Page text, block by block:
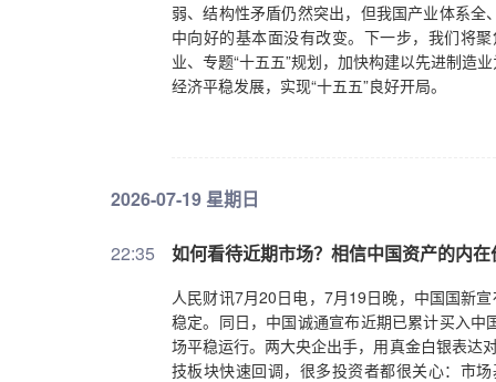
弱、结构性矛盾仍然突出，但我国产业体系
中向好的基本面没有改变。下一步，我们将
业、专题“十五五”规划，加快构建以先进制造
经济平稳发展，实现“十五五”良好开局。
2026-07-19 星期日
22:35 如何看待近期市场？相信中国资产的内
人民财讯7月20日电，7月19日晚，中国国新
稳定。同日，中国诚通宣布近期已累计买入
场平稳运行。两大央企出手，用真金白银表达
技板块快速回调，很多投资者都很关心：市